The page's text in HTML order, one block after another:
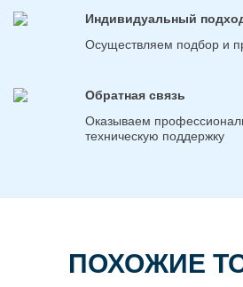
Индивидуальный
Осуществляем подбор и
Обратная связь
Оказываем
техническую поддержку
ПОХОЖИЕ